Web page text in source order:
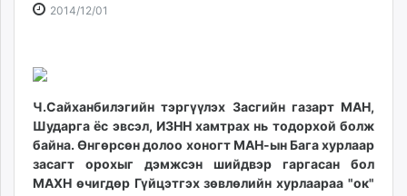
caak.mn
Baabar.mn
ikon.mn
mnb.mn
Livetv.mn
Eguur.mn
2014/12/01
Ч.Сайханбилэгийн тэргүүлэх Засгийн газарт МАН,
Шударга ёс эвсэл, ИЗНН хамтрах нь тодорхой болж
байна. Өнгөрсөн долоо хоногт МАН-ын Бага хурлаар
засагт орохыг дэмжсэн шийдвэр гаргасан бол
МАХН өчигдөр Гүйцэтгэх зөвлөлийн хурлаараа "ок"